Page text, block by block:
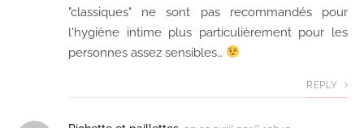
"classiques" ne sont pas recommandés pour
l'hygiène intime plus particulièrement pour les
personnes assez sensibles…
REPLY